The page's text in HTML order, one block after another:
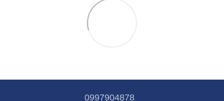
0997904878